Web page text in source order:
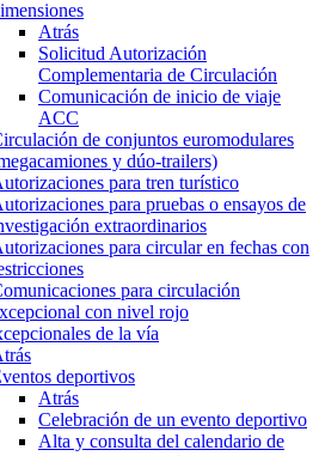
Atrás
Solicitud Autorización
Complementaria de Circulación
Comunicación de inicio de viaje
ACC
de conjuntos euromodulares
y dúo-trailers)
para tren turístico
para pruebas o ensayos de
extraordinarios
para circular en fechas con
para circulación
con nivel rojo
de la vía
deportivos
Atrás
Celebración de un evento deportivo
Alta y consulta del calendario de